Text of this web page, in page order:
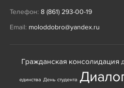
Телефон: 8 (861) 293-00-19
Email: moloddobro@yandex.ru
Гражданская консолидация
единства День студента